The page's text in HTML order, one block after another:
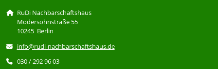
RuDi Nachbarschaftshaus
Modersohnstraße 55
10245 Berlin
info@rudi-nachbarschaftshaus.de
030 / 292 96 03